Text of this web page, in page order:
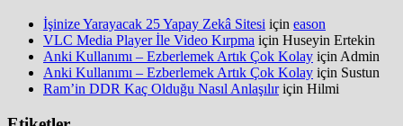
İşinize Yarayacak 25 Yapay Zekâ Sitesi için eason
VLC Media Player İle Video Kırpma için Huseyin Ertekin
Anki Kullanımı – Ezberlemek Artık Çok Kolay için Admin
Anki Kullanımı – Ezberlemek Artık Çok Kolay için Sustun
Ram’in DDR Kaç Olduğu Nasıl Anlaşılıriçin Hilmi